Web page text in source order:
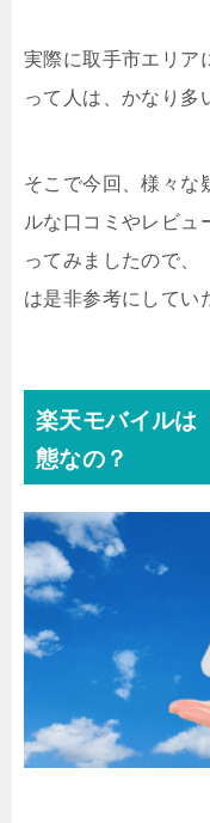
実際に取手市エリア
って人は、かなり多
そこで今回、様々な
ルな口コミやレビュ
ってみましたので、
は是非参考にしてい
楽天モバイルは
態なの？